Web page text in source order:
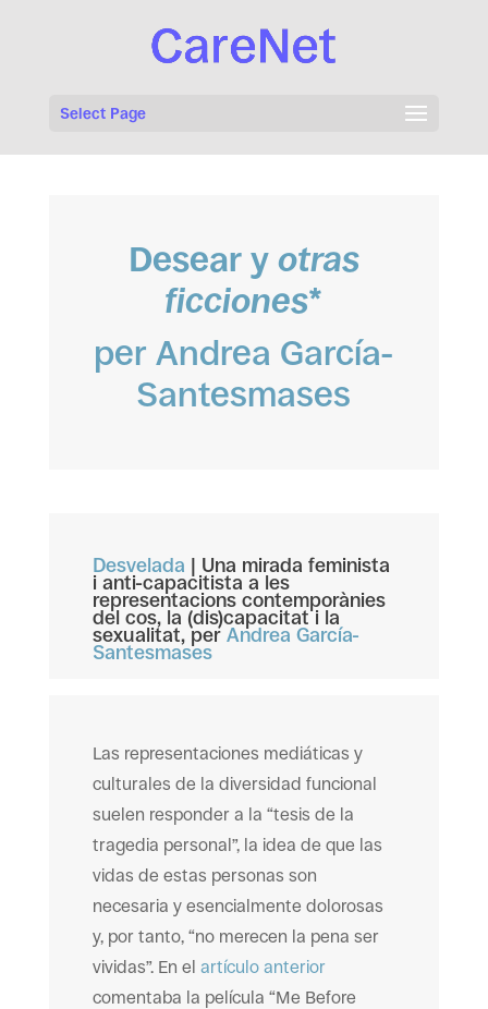
Select Page
Desear y otras
ficciones*
per Andrea García-
Santesmases
Desvelada
| Una mirada feminista
i anti-capacitista a les
representacions contemporànies
del cos, la (dis)capacitat i la
sexualitat, per Andrea García-
Santesmases
Las representaciones mediáticas y
culturales de la diversidad funcional
suelen responder a la “tesis de la
tragedia personal”, la idea de que las
vidas de estas personas son
necesaria y esencialmente dolorosas
y, por tanto, “no merecen la pena ser
vividas”. En el artículo anterior
comentaba la película “Me Before